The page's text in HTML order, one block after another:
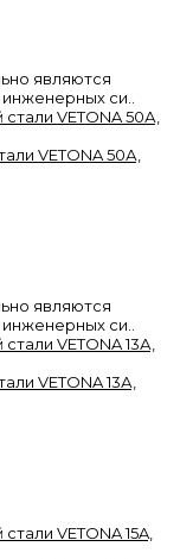
являются
си..
VETONA 50А,
являются
си..
VETONA 13А,